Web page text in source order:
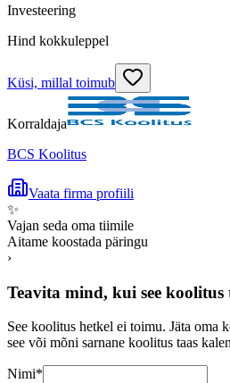
Investeering
Hind kokkuleppel
Küsi, millal toimub
Korraldaja
BCS Koolitus
Vaata firma profiili
✨
Vajan seda oma tiimile
Aitame koostada päringu
›
Teavita mind, kui see koolitus
See koolitus hetkel ei toimu. Jäta oma
see või mõni sarnane koolitus taas
Nimi*